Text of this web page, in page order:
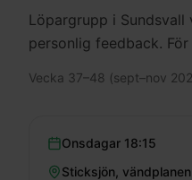
Löpargrupp i
personlig feedback.
Vecka 37–48 (sept–nov
Onsdagar 18:15
Sticksjön,